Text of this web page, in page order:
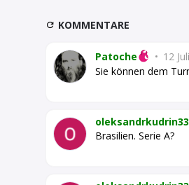
KOMMENTARE
Patoche • 12
Sie können dem
Brasilien. Serie A?